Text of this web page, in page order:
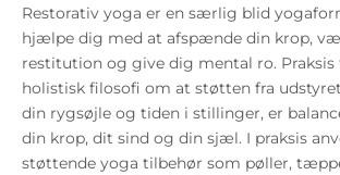
Restorativ yoga er en særlig blid
hjælpe dig med at afspænde din krop,
restitution og give dig mental ro.
holistisk filosofi om at støtten fra
din rygsøjle og tiden i stillinger, er
din krop, dit sind og din sjæl. I praksis
støttende yoga tilbehør som pøller,